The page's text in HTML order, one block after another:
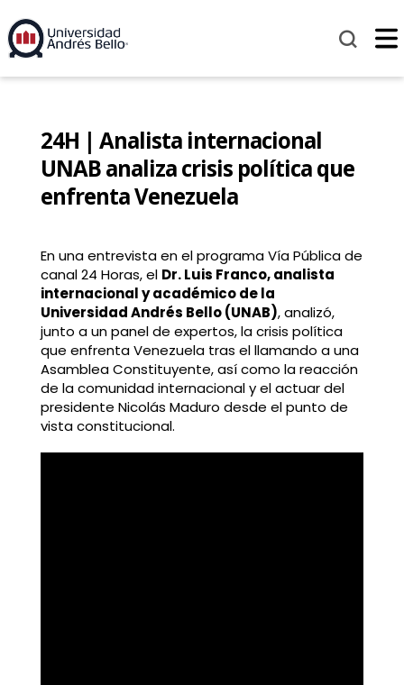
24H | Analista internacional
UNAB analiza crisis política que
enfrenta Venezuela
En una entrevista en el programa Vía Pública de
canal 24 Horas, el Dr. Luis Franco, analista
internacional y académico de la
Universidad Andrés Bello (UNAB), analizó,
junto a un panel de expertos, la crisis política
que enfrenta Venezuela tras el llamando a una
Asamblea Constituyente, así como la reacción
de la comunidad internacional y el actuar del
presidente Nicolás Maduro desde el punto de
vista constitucional.